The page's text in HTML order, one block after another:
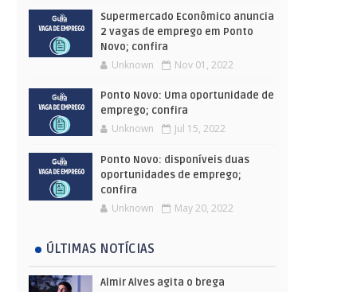
Supermercado Econômico anuncia
2 vagas de emprego em Ponto
Novo; confira
Unknown Nov 01, 2022
Ponto Novo: Uma oportunidade de
emprego; confira
Unknown Jul 15, 2022
Ponto Novo: disponíveis duas
oportunidades de emprego;
confira
Unknown May 20, 2022
ÚLTIMAS NOTÍCIAS
Almir Alves agita o brega